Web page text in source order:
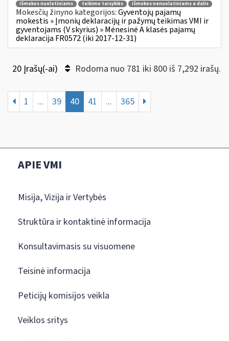
išmokos nuolatiniams
teikimo taisyklės išmokos nenuolatiniams a dalis
Mokesčių žinyno kategorijos:Gyventojų pajamų
mokestis » Įmonių deklaracijų ir pažymų teikimas VMI ir
gyventojams (V skyrius) » Mėnesinė A klasės pajamų
deklaracija FR0572 (iki 2017-12-31)
20 Įrašų(-ai) Rodoma nuo 781 iki 800 iš 7,292 irašų.
1 ... 39 40 41 ... 365
APIE VMI
Misija, Vizija ir Vertybės
Struktūra ir kontaktinė informacija
Konsultavimasis su visuomene
Teisinė informacija
Peticijų komisijos veikla
Veiklos sritys